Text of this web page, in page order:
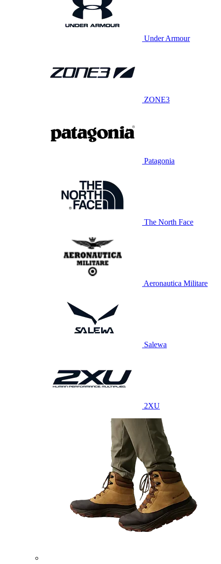
Under Armour
ZONE3
Patagonia
The North Face
Aeronautica Militare
Salewa
2XU